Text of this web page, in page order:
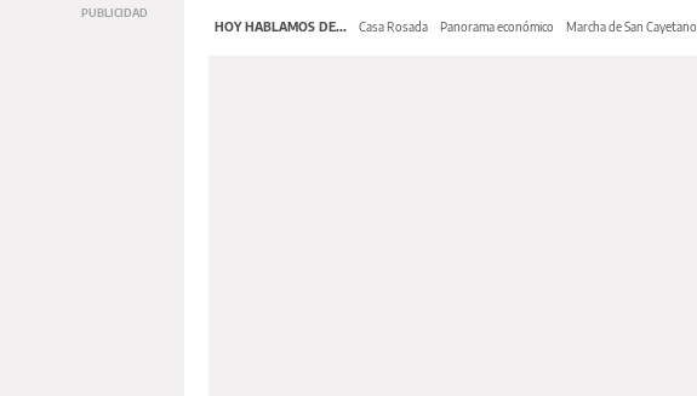
HOY HABLAMOS DE... Casa Rosada Panorama económico Marcha de San Cayetano